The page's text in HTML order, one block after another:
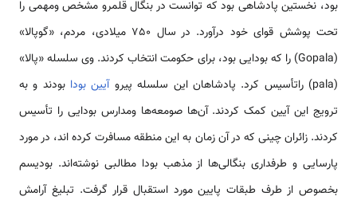
بود، نخستین پادشاهی بود که توانست در بنگال قلمرو مشخص ومهمی‌ را
تحت پوشش قوای خود درآورد. در سال 750 میلادی، مردم، «گوپالا»
(Gopala) را که بودایی بود، برای حکومت انتخاب کردند. وی سلسله «پالا»
(pala) راتأسیس کرد. پادشاهان این سلسله پیرو
آیین بودا بودند و به
ترویج این آیین کمک کردند. آن‌ها صومعه‌ها ومدارس بودایی را تأسیس
کردند. زائران چینی که در آن زمان به این منطقه مسافرت کرده اند، در مورد
پارسایی و طرفداری بنگالی‌ها از مذهب بودا مطالبی نوشته‌اند. بودیسم
بخصوص از طرف طبقات پایین مورد استقبال قرار گرفت. تبلیغ آرامش